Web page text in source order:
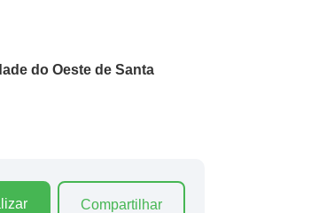
do Oeste de Santa
Compartilhar